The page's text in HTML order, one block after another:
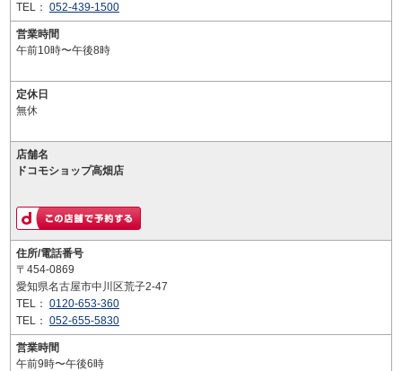
TEL： 052-439-1500
営業時間
午前10時〜午後8時
定休日
無休
店舗名
ドコモショップ高畑店
住所/電話番号
〒454-0869
愛知県名古屋市中川区荒子2-47
TEL： 0120-653-360
TEL： 052-655-5830
営業時間
午前9時〜午後6時